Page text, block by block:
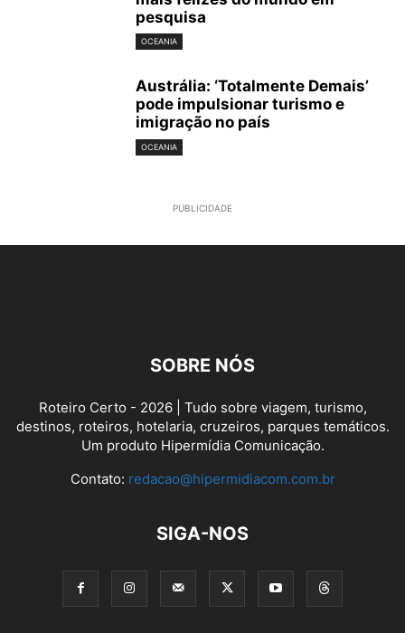
pesquisa
OCEANIA
Austrália: ‘Totalmente Demais’
pode impulsionar turismo e
imigração no país
OCEANIA
PUBLICIDADE
SOBRE NÓS
Roteiro Certo - 2026 | Tudo sobre viagem, turismo,
destinos, roteiros, hotelaria, cruzeiros, parques temáticos.
Um produto Hipermídia Comunicação.
Contato: redacao@hipermidiacom.com.br
SIGA-NOS